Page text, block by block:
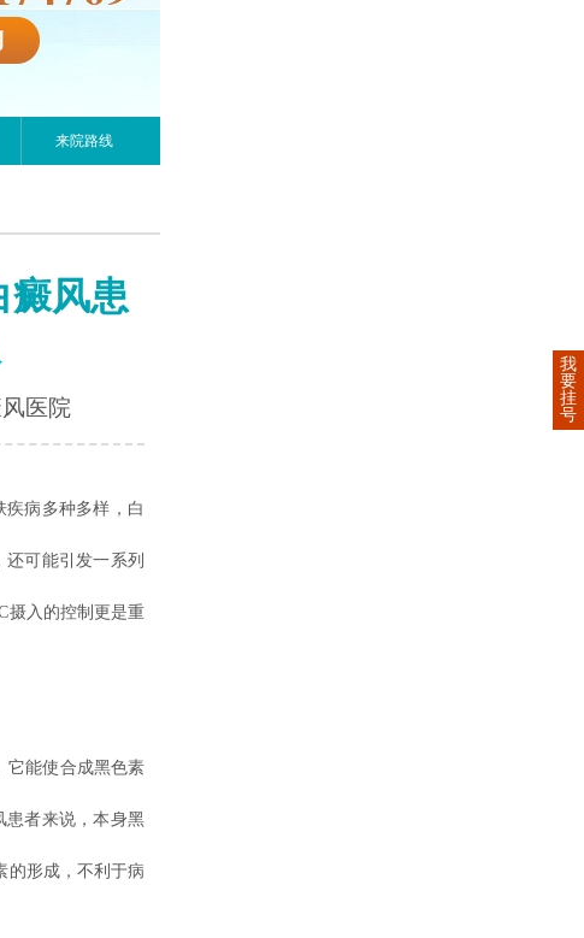
来院路线
癜风患
医院
疾病多种多样，白
可能引发一系列
摄入的控制更是重
能使合成黑色素
患者来说，本身黑
的形成，不利于病
我
要
挂
号